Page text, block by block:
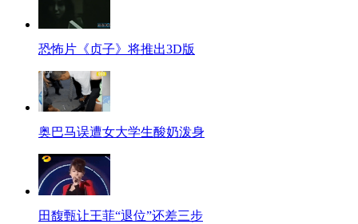
恐怖片《贞子》将推出3D版
奥巴马误遭女大学生酸奶泼身
田馥甄让王菲“退位”还差三步